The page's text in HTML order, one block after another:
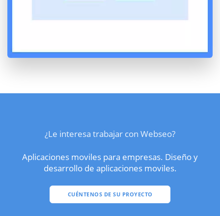
¿Le interesa trabajar con Webseo?
Aplicaciones moviles para empresas. Diseño y
desarrollo de aplicaciones moviles.
CUÉNTENOS DE SU PROYECTO